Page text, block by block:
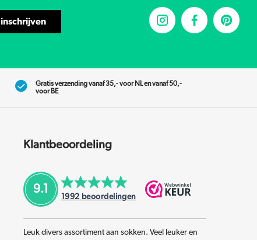
inschrijven
Gratis verzending vanaf 35,- voor NL en vanaf 50,-
voor BE
Klantbeoordeling
9.1
1992 beoordelingen
Leuk divers assortiment aan sokken. Veel leuker en